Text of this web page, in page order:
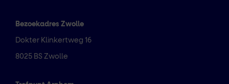
Bezoekadres Zwolle
Dokter Klinkertweg 16
8025 BS Zwolle